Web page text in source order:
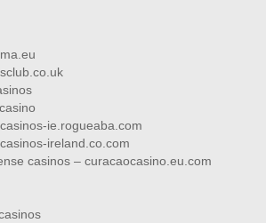
ie.rogueaba.com
ireland.co.com
casinos – curacaocasino.eu.com